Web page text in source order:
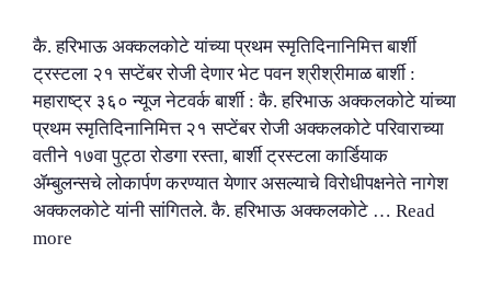
कै. हरिभाऊ अक्कलकोटे यांच्या प्रथम स्मृतिदिनानिमित्त बार्शी
ट्रस्टला २१ सप्टेंबर रोजी देणार भेट पवन श्रीश्रीमाळ बार्शी :
महाराष्ट्र ३६० न्यूज नेटवर्क बार्शी : कै. हरिभाऊ अक्कलकोटे यांच्या
प्रथम स्मृतिदिनानिमित्त २१ सप्टेंबर रोजी अक्कलकोटे परिवाराच्या
वतीने १७वा पुट्ठा रोडगा रस्ता, बार्शी ट्रस्टला कार्डियाक
ॲम्बुलन्सचे लोकार्पण करण्यात येणार असल्याचे विरोधीपक्षनेते नागेश
अक्कलकोटे यांनी सांगितले. कै. हरिभाऊ अक्कलकोटे … Read
more